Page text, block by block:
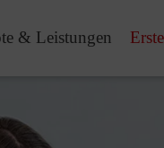
& Leistungen